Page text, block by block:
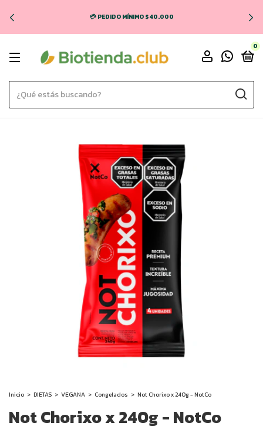
💳 PEDIDO MÍNIMO $40.000
0
Inicio > DIETAS > VEGANA > Congelados > Not Chorixo x 240g - NotCo
Not Chorixo x 240g - NotCo